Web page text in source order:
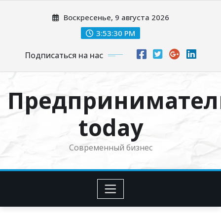
Воскресенье, 9 августа 2026
3:53:31 PM
Подписаться на нас
today
Современный бизнес